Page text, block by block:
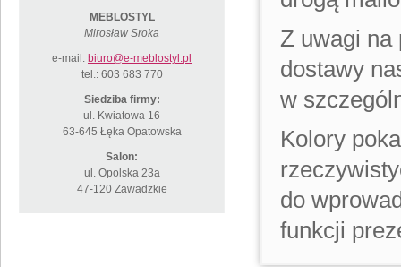
MEBLOSTYL
Mirosław Sroka
e-mail: biuro@e-meblostyl.pl
tel.: 603 683 770
Siedziba firmy:
ul. Kwiatowa 16
63-645 Łęka Opatowska
Salon:
ul. Opolska 23a
47-120 Zawadzkie
Z uwagi na
dostawy
w
Kolory
do
funkcji